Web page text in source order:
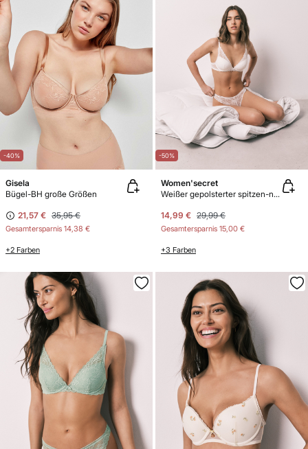
-40%
Gisela
Bügel-BH große Größen
21,57 € 35,95 €
Gesamtersparnis 14,38 €
+2 Farben
-50%
Women'secret
Weißer gepolsterter spitzen-neckholder-bh INTUITIVE
14,99 € 29,99 €
Gesamtersparnis 15,00 €
+3 Farben